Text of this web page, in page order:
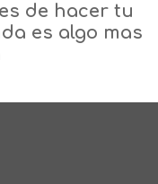
de hacer tu
es algo mas